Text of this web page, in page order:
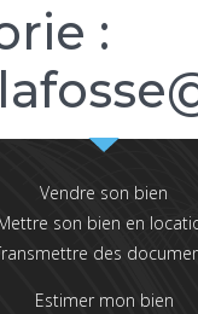
:
Vendre son bien
son bien en
des
Estimer mon bien